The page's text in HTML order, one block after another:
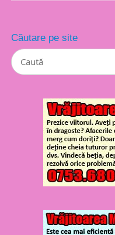
Căutare pe site